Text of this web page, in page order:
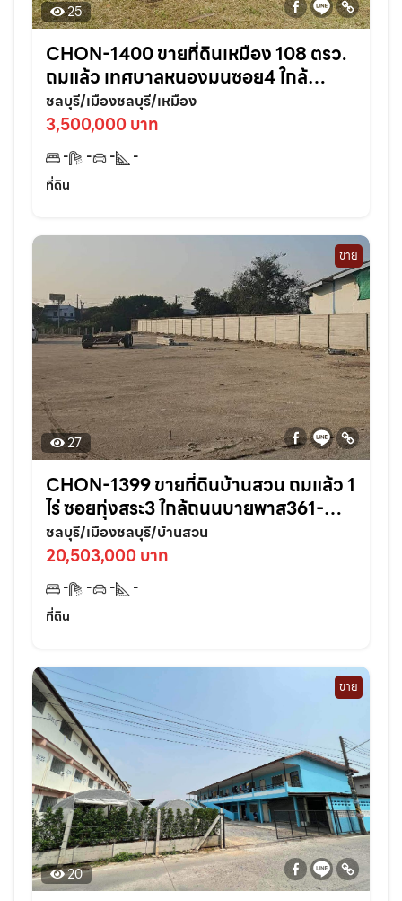
25
CHON-1400 ขายที่ดินเหมือง 108 ตรว.
ถมแล้ว เทศบาลหนองมนซอย4 ใกล้
หาด2กม. อ.เมืองชลบุรี
ชลบุรี/เมืองชลบุรี/เหมือง
3,500,000 บาท
- - -
-
ที่ดิน
ขาย
27
CHON-1399 ขายที่ดินบ้านสวน ถมแล้ว 1
ไร่ ซอยทุ่งสระ3 ใกล้ถนนบายพาส361-
950เมตร อ.เมืองชลบุรี
ชลบุรี/เมืองชลบุรี/บ้านสวน
20,503,000 บาท
- - -
-
ที่ดิน
ขาย
20